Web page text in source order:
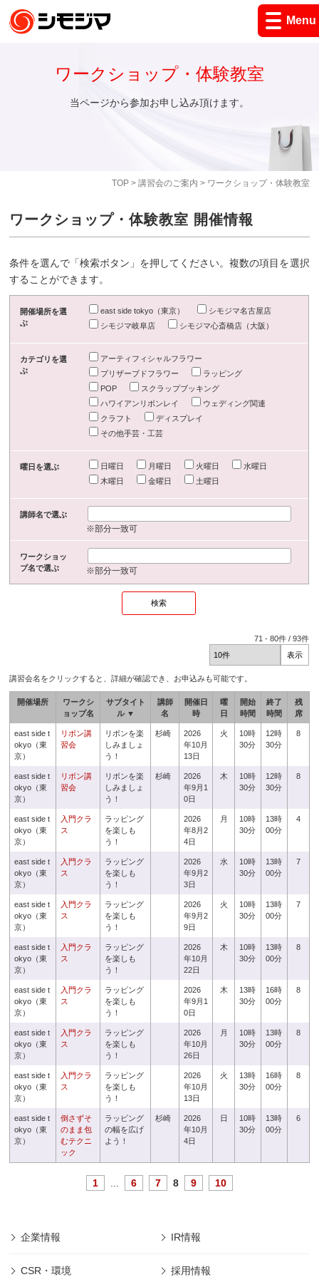
Menu
TOP> 講習会のご案内 > ワークショップ・体験教室
ワークショップ・体験教室
当ページから参加お申し込み頂けます。
ワークショップ・体験教室 開催情報
条件を選んで「検索ボタン」を押してください。複数の項目を選択
することができます。
開催場所を選
ぶ
east side tokyo（東京）
シモジマ名古屋店
シモジマ岐阜店
シモジマ心斎橋店（大阪）
カテゴリを選
ぶ
アーティフィシャルフラワー
プリザーブドフラワー
ラッピング
POP
スクラップブッキング
ハワイアンリボンレイ
ウェディング関連
クラフト
ディスプレイ
その他手芸・工芸
曜日を選ぶ 日曜日 月曜日 火曜日
水曜日
木曜日
金曜日 土曜日
講師名で選ぶ
※部分一致可
ワークショッ
プ名で選ぶ
※部分一致可
71 -80件 /93件
講習会名をクリックすると、詳細が確認でき、お申込みも可能です。
開催場所
ワークシ
ョップ名
サブタイト
ル ▼
講師
名
開催日
時
曜
日
開始
時間
終了
時間
残
席
east side t
okyo（東
京）
リボン講
習会
リボンを楽
しみましょ
う！
杉崎
2026
年10月
13日
火
10時
30分
12時
30分
8
east side t
okyo（東
京）
リボン講
習会
リボンを楽
しみましょ
う！
杉崎
2026
年9月1
0日
木
10時
30分
12時
30分
8
east side t
okyo（東
京）
入門クラ
ス
ラッピング
を楽しも
う！
2026
年8月2
4日
月
10時
30分
13時
00分
4
east side t
okyo（東
京）
入門クラ
ス
ラッピング
を楽しも
う！
2026
年9月2
3日
水
10時
30分
13時
00分
7
east side t
okyo（東
京）
入門クラ
ス
ラッピング
を楽しも
う！
2026
年9月2
9日
火
10時
30分
13時
00分
7
east side t
okyo（東
京）
入門クラ
ス
ラッピング
を楽しも
う！
2026
年10月
22日
木
10時
30分
13時
00分
8
east side t
okyo（東
京）
入門クラ
ス
ラッピング
を楽しも
う！
2026
年9月1
0日
木
13時
30分
16時
00分
8
east side t
okyo（東
京）
入門クラ
ス
ラッピング
を楽しも
う！
2026
年10月
26日
月
10時
30分
13時
00分
8
east side t
okyo（東
京）
入門クラ
ス
ラッピング
を楽しも
う！
2026
年10月
13日
火
13時
30分
16時
00分
8
east side t
okyo（東
京）
倒さずそ
のまま包
むテクニ
ック
ラッピング
の幅を広げ
よう！
杉崎
2026
年10月
4日
日
10時
30分
13時
00分
6
1 6 7 8 9 10
企業情報 IR情報
CSR・環境 採用情報